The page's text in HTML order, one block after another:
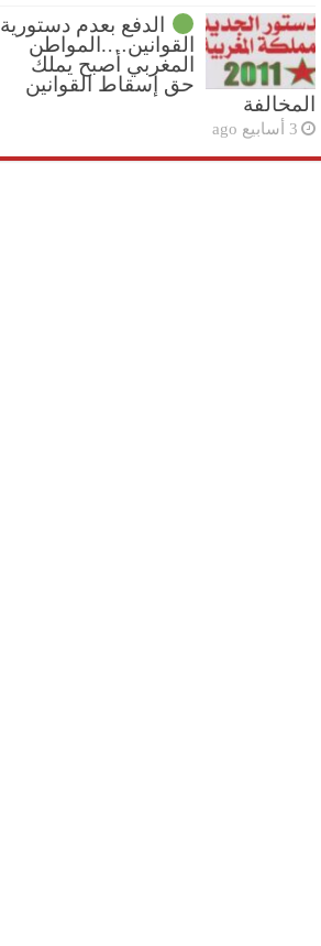
الدفع بعدم دستورية
القوانين….المواطن
المغربي أصبح يملك
حق إسقاط القوانين
المخالفة
3 أسابيع ago